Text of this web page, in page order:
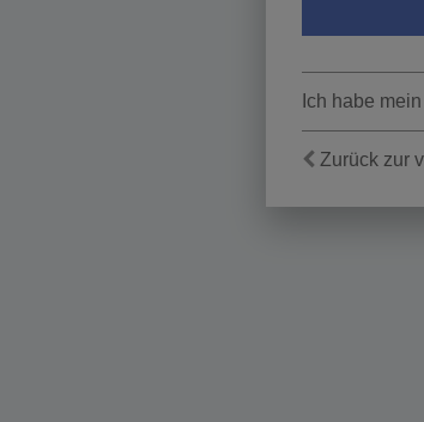
Ich habe
Zurück zur